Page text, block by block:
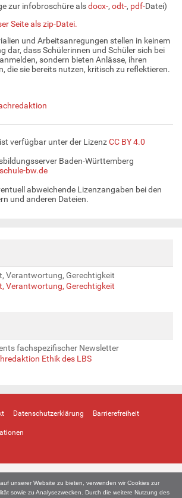
unserer Website zu bieten, verwenden wir Cookies zur
sowie zu Analysezwecken. Durch die weitere Nutzung des
zur infobroschüre alsdocx-, odt-, pdf-Datei)
Seite als zip-Datei.
und Arbeitsanregungen stellen in keinem
dar, dass Schülerinnen und Schüler sich bei
sondern bieten Anlässe, ihren
die sie bereits nutzen, kritisch zu reflektieren.
verfügbar unter der LizenzCC BY 4.0
Baden-Württemberg
bw.de
abweichende Lizenzangaben bei den
und anderen Dateien.
Verantwortung, Gerechtigkeit
Verantwortung, Gerechtigkeit
fachspezifischer Newsletter
Ethik des LBS
Datenschutzerklärung Barrierefreiheit